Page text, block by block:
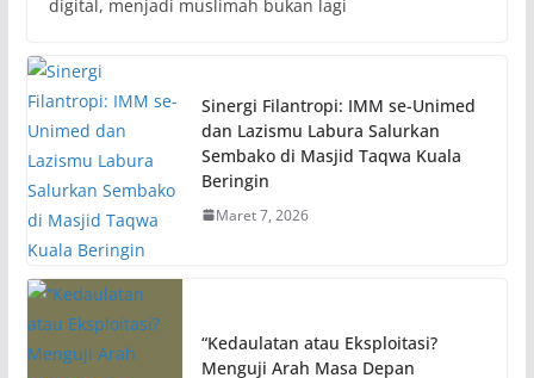
digital, menjadi muslimah bukan lagi
Sinergi Filantropi: IMM se-Unimed
dan Lazismu Labura Salurkan
Sembako di Masjid Taqwa Kuala
Beringin
Maret 7, 2026
“Kedaulatan atau Eksploitasi?
Menguji Arah Masa Depan